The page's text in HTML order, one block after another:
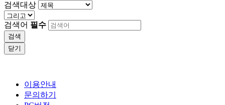
검색대상
검색어 필수
검색
닫기
이용안내
문의하기